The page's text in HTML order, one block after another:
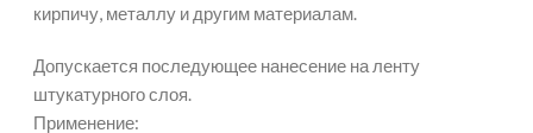
кирпичу, металлу и другим материалам.
Допускается последующее нанесение на ленту
штукатурного слоя.
Применение: